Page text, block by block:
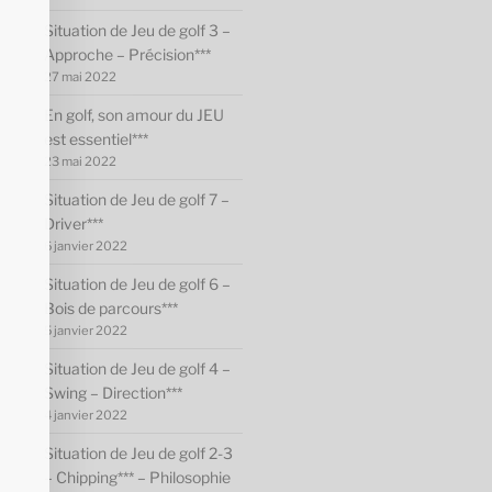
Situation de Jeu de golf 3 –
Approche – Précision***
27 mai 2022
En golf, son amour du JEU
est essentiel***
23 mai 2022
Situation de Jeu de golf 7 –
Driver***
6 janvier 2022
Situation de Jeu de golf 6 –
Bois de parcours***
5 janvier 2022
Situation de Jeu de golf 4 –
Swing – Direction***
4 janvier 2022
Situation de Jeu de golf 2-3
– Chipping*** – Philosophie